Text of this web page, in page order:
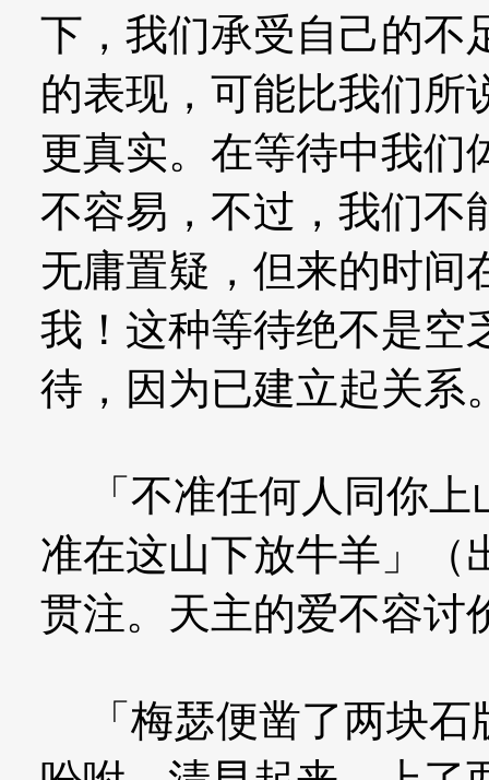
下，我们承受自己的不
的表现，可能比我们所
更真实。在等待中我们
不容易，不过，我们不
无庸置疑，但来的时间
我！这种等待绝不是空
待，因为已建立起关系
「不准任何人同你上
准在这山下放牛羊」（
贯注。天主的爱不容讨
「梅瑟便凿了两块石